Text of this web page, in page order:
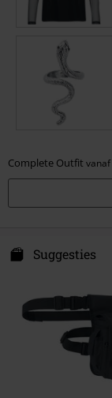
Complete Outfit vanaf
Suggesties